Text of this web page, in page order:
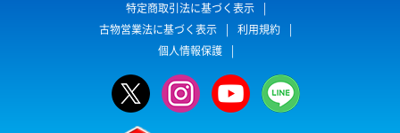
特定商取引法に基づく表示
古物営業法に基づく表示
利用規約
個人情報保護